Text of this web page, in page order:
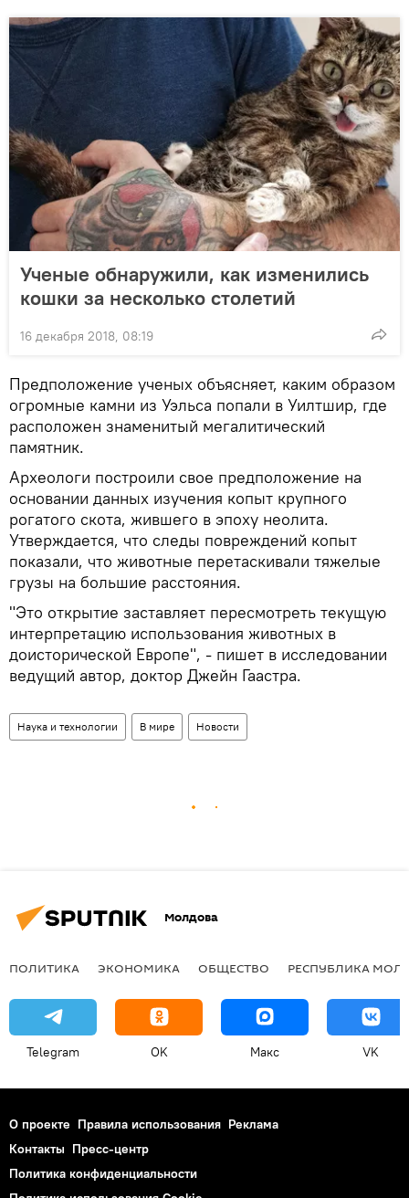
Ученые обнаружили, как изменились
кошки за несколько столетий
16 декабря 2018, 08:19
Предположение ученых объясняет, каким образом
огромные камни из Уэльса попали в Уилтшир, где
расположен знаменитый мегалитический
памятник.
Археологи построили свое предположение на
основании данных изучения копыт крупного
рогатого скота, жившего в эпоху неолита.
Утверждается, что следы повреждений копыт
показали, что животные перетаскивали тяжелые
грузы на большие расстояния.
"Это открытие заставляет пересмотреть текущую
интерпретацию использования животных в
доисторической Европе", - пишет в исследовании
ведущий автор, доктор Джейн Гаастра.
Наука и технологии В мире Новости
Молдова
ПОЛИТИКА ЭКОНОМИКА ОБЩЕСТВО РЕСПУБЛИКА
Telegram OK Макс VK
О проекте Правила использования Реклама
Контакты Пресс-центр
Политика конфиденциальности